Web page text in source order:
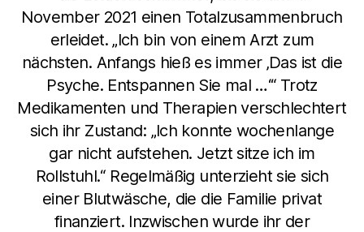
November 2021 einen Totalzusammenbruch
erleidet. „Ich bin von einem Arzt zum
nächsten. Anfangs hieß es immer ‚Das ist die
Psyche. Entspannen Sie mal …‘“ Trotz
Medikamenten und Therapien verschlechtert
sich ihr Zustand: „Ich konnte wochenlange
gar nicht aufstehen. Jetzt sitze ich im
Rollstuhl.“ Regelmäßig unterzieht sie sich
einer Blutwäsche, die die Familie privat
finanziert. Inzwischen wurde ihr der